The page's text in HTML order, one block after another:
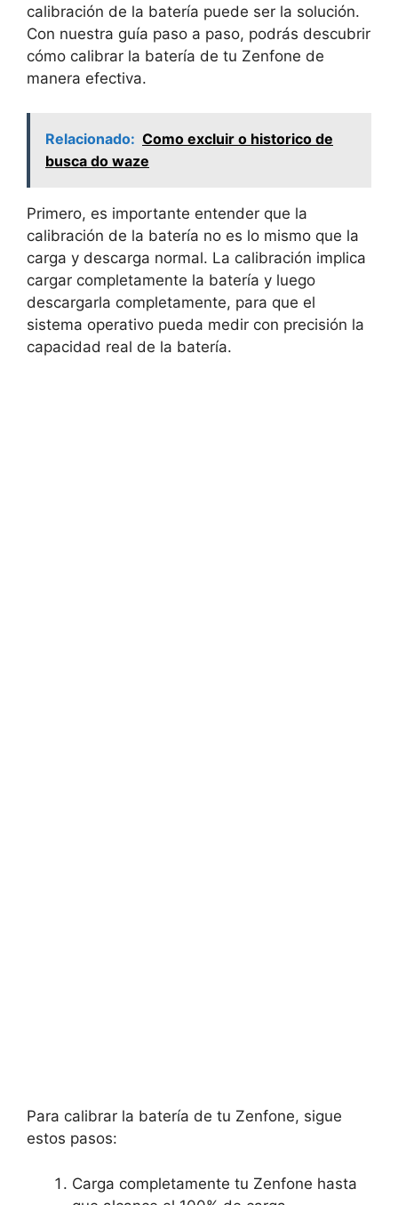
calibración de la batería puede ser la solución.
Con nuestra guía paso a paso, podrás descubrir
cómo calibrar la batería de tu Zenfone de
manera efectiva.
Relacionado: Como excluir o historico de
busca do waze
Primero, es importante entender que la
calibración de la batería no es lo mismo que la
carga y descarga normal. La calibración implica
cargar completamente la batería y luego
descargarla completamente, para que el
sistema operativo pueda medir con precisión la
capacidad real de la batería.
Para calibrar la batería de tu Zenfone, sigue
estos pasos:
Carga completamente tu Zenfone hasta